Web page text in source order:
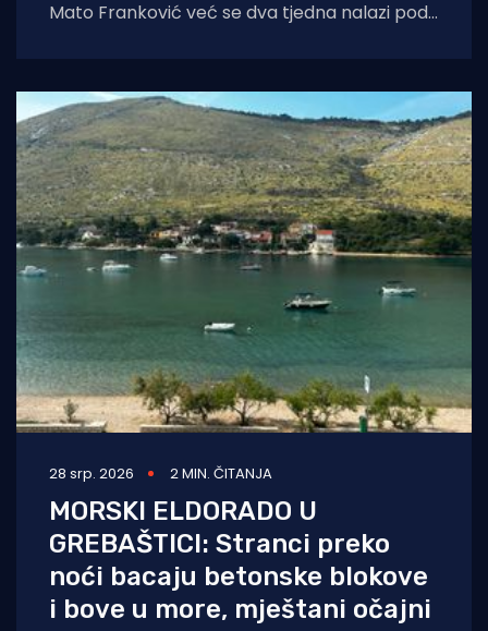
Mato Franković već se dva tjedna nalazi pod
28 srp. 2026 2 MIN. ČITANJA
MORSKI ELDORADO U
GREBAŠTICI: Stranci preko
noći bacaju betonske blokove
i bove u more, mještani očajni